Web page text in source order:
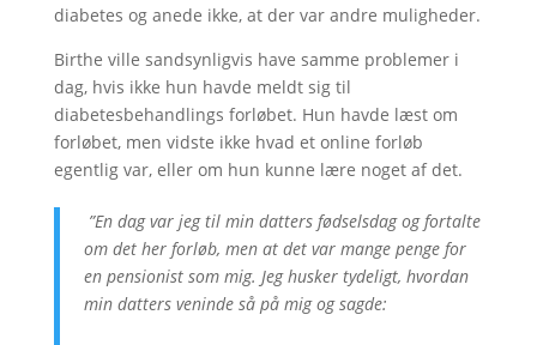
diabetes og anede ikke, at der var andre muligheder.
Birthe ville sandsynligvis have samme problemer i
dag, hvis ikke hun havde meldt sig til
diabetesbehandlings forløbet. Hun havde læst om
forløbet, men vidste ikke hvad et online forløb
egentlig var, eller om hun kunne lære noget af det.
”En dag var jeg til min datters fødselsdag og fortalte
om det her forløb, men at det var mange penge for
en pensionist som mig. Jeg husker tydeligt, hvordan
min datters veninde så på mig og sagde: